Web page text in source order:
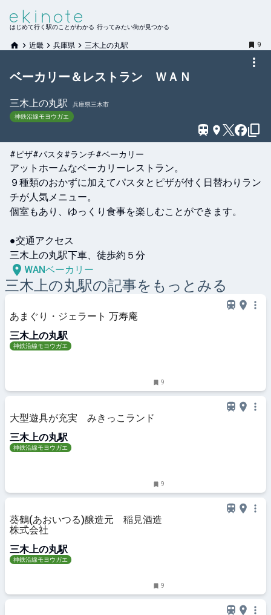
はじめて行く駅のことがわかる 行ってみたい街が見つかる
近畿 兵庫県 三木上の丸駅 9
ベーカリー＆レストラン ＷＡＮ
三木上の丸駅
兵庫県三木市
神鉄沿線モヨウガエ
#ピザ#パスタ#ランチ#ベーカリー
アットホームなベーカリーレストラン。
９種類のおかずに加えてパスタとピザが付く日替わりラン
チが人気メニュー。
個室もあり、ゆっくり食事を楽しむことができます。
●交通アクセス
三木上の丸駅下車、徒歩約５分
WANベーカリー
三木上の丸駅の記事をもっとみる
あまぐり・ジェラート 万寿庵
三木上の丸駅
神鉄沿線モヨウガエ
9
大型遊具が充実 みきっこランド
三木上の丸駅
神鉄沿線モヨウガエ
9
葵鶴(あおいつる)醸造元 稲見酒造
株式会社
三木上の丸駅
神鉄沿線モヨウガエ
9